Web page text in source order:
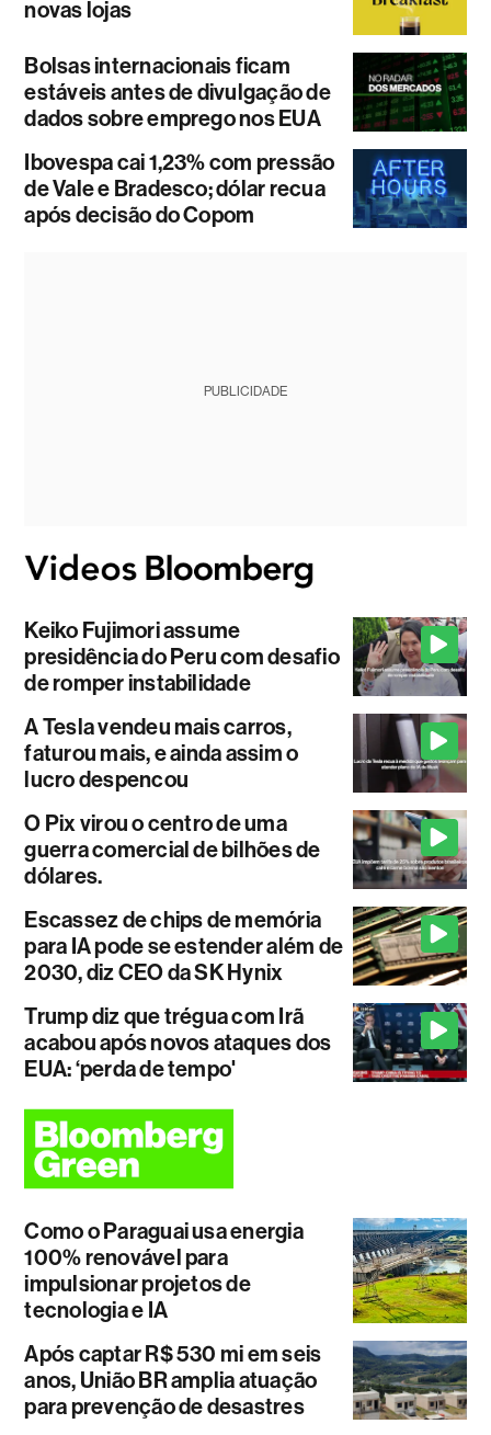
novas lojas
Bolsas internacionais ficam
estáveis antes de divulgação de
dados sobre emprego nos EUA
Ibovespa cai 1,23% com pressão
de Vale e Bradesco; dólar recua
após decisão do Copom
PUBLICIDADE
Keiko Fujimori assume
presidência do Peru com desafio
de romper instabilidade
A Tesla vendeu mais carros,
faturou mais, e ainda assim o
lucro despencou
O Pix virou o centro de uma
guerra comercial de bilhões de
dólares.
Escassez de chips de memória
para IA pode se estender além de
2030, diz CEO da SK Hynix
Trump diz que trégua com Irã
acabou após novos ataques dos
EUA: ‘perda de tempo'
Como o Paraguai usa energia
100% renovável para
impulsionar projetos de
tecnologia e IA
Após captar R$ 530 mi em seis
anos, União BR amplia atuação
para prevenção de desastres